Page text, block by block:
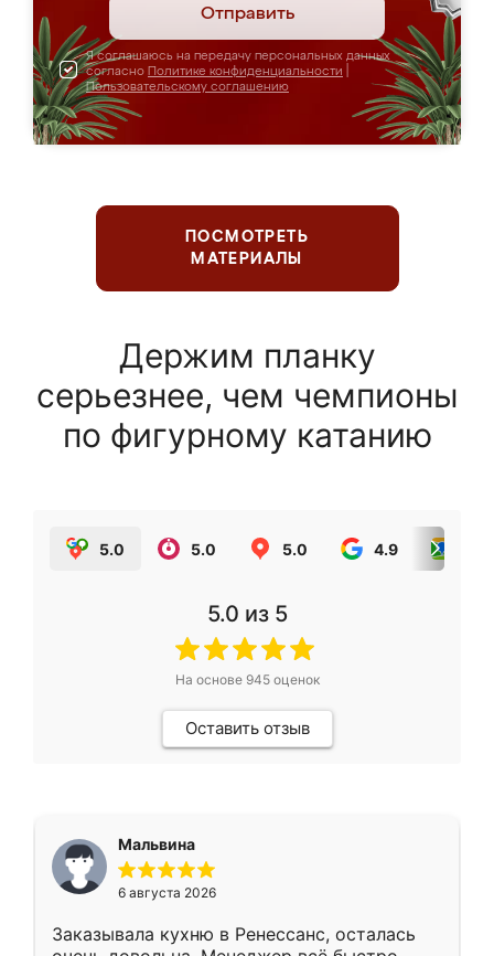
Отправить
Я соглашаюсь на передачу персональных данных
согласно Политике конфиденциальности
Пользовательскому соглашению
ПОСМОТРЕТЬ
МАТЕРИАЛЫ
Держим планку
серьезнее, чем чемпионы
по фигурному катанию
5.0 5.0 5.0 4.9
5.0 из 5
На основе 945оценок
Оставить отзыв
Мальвина
6 августа 2026
Заказывала кухню в Ренессанс, осталась